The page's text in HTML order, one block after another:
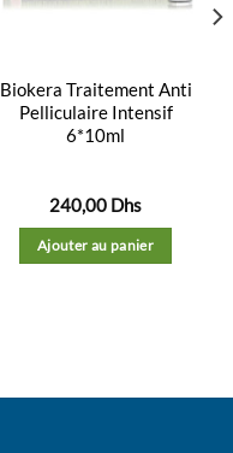
Biokera Traitement Anti
Pelliculaire Intensif
6*10ml
240,00 Dhs
Ajouter au panier